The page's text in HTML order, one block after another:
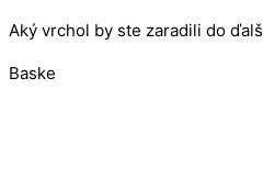
Aký vrchol by ste zaradili do
Baske